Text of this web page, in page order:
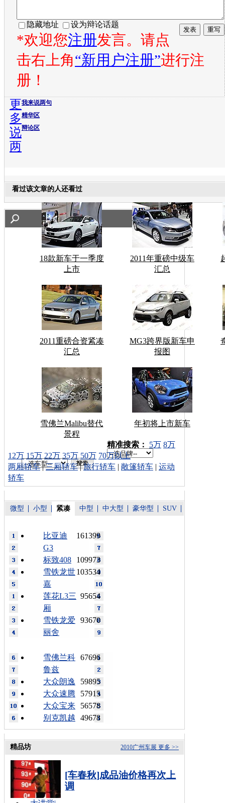
隐藏地址 设为辩论话题
*欢迎您注册发言。请点
击右上角“新用户注册”进行注
册！
我来说两句
精华区
辩论区
更
多
说
两
看过该文章的人还看过
18款新车于一季度
上市
2011年重磅中级车
汇总
2011重磅合资紧凑
汇总
MG3跨界版新车申
报图
雪佛兰Malibu替代
景程
年初将上市新车
车型搜索：
精准搜索： 5万 8万
12万 15万 22万 35万 50万 70万以上
两厢轿车|三厢轿车|旅行轿车 | 敞篷轿车 | 运动
轿车
微型 小型 紧凑 中型 中大型 豪华型 SUV
161399
比亚迪
G3
109973
标致408
103534
雪铁龙世
嘉
95654
莲花L3三
厢
93670
雪铁龙爱
丽舍
67696
雪佛兰科
鲁兹
59895
大众朗逸
57915
大众速腾
56578
大众宝来
49678
别克凯越
更多 >>
2010广州车展
精品坊
[车春秋]成品油价格再次上
调